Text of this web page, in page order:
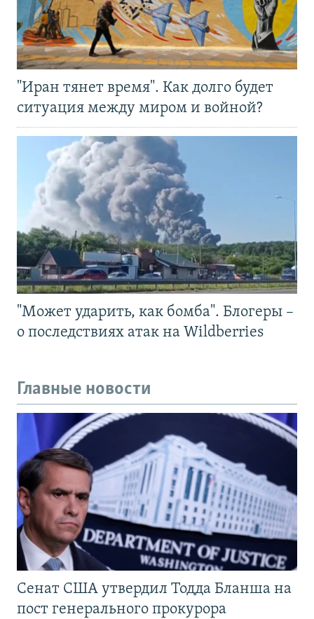
"Иран тянет время". Как долго будет
ситуация между миром и войной?
"Может ударить, как бомба". Блогеры –
о последствиях атак на Wildberries
Главные новости
Сенат США утвердил Тодда Бланша на
пост генерального прокурора